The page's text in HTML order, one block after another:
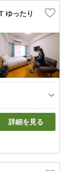
ゆったり
詳細を見る